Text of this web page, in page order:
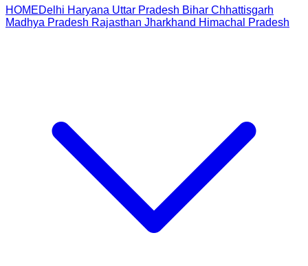
HOMEDelhi Haryana Uttar Pradesh Bihar Chhattisgarh
Madhya Pradesh Rajasthan Jharkhand Himachal Pradesh